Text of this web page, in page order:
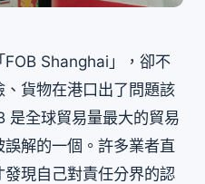
Shanghai」，卻不
貨物在港口出了問題該
全球貿易量最大的貿易
解的一個。許多業者直
現自己對責任分界的認